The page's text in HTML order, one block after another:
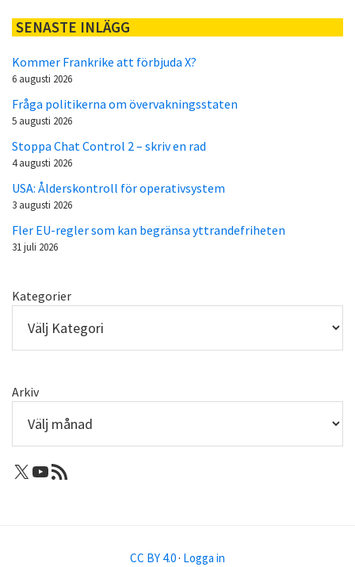
SENASTE INLÄGG
Kommer Frankrike att förbjuda X?
6 augusti 2026
Fråga politikerna om övervakningsstaten
5 augusti 2026
Stoppa Chat Control 2 – skriv en rad
4 augusti 2026
USA: Ålderskontroll för operativsystem
3 augusti 2026
Fler EU-regler som kan begränsa yttrandefriheten
31 juli 2026
Kategorier
Arkiv
X: Femtejuli
Youtube
RSS-flöde
CC BY 4.0 · Logga in